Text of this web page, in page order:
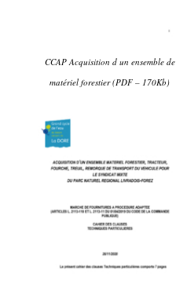
CCAP Acquisition d un ensemble de
matériel forestier (PDF – 170Kb)